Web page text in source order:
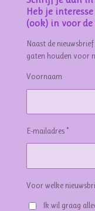
Heb je
(ook) in voor
Naast de
gaten houden voor
Voornaam
E-mailadres *
Voor welke
Ik wil graag